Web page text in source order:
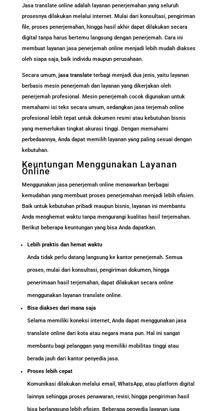
Jasa translate online adalah layanan penerjemahan yang seluruh
prosesnya dilakukan melalui internet. Mulai dari konsultasi, pengiriman
file, proses penerjemahan, hingga hasil akhir dapat dilakukan secara
digital tanpa harus bertemu langsung dengan penerjemah. Cara ini
membuat layanan jasa penerjemah online menjadi lebih mudah diakses
oleh siapa saja, baik individu maupun perusahaan.
Secara umum, jasa translateterbagi menjadi dua jenis, yaitu layanan
berbasis mesin penerjemah dan layanan yang dikerjakan oleh
penerjemah profesional. Mesin penerjemah cocok digunakan untuk
memahami isi teks secara umum, sedangkan jasa terjemah online
profesional lebih tepat untuk dokumen resmi atau kebutuhan bisnis
yang memerlukan tingkat akurasi tinggi. Dengan memahami
perbedaannya, Anda dapat memilih layanan yang paling sesuai dengan
kebutuhan.
Keuntungan Menggunakan Layanan
Online
Menggunakan jasa penerjemah online menawarkan berbagai
kemudahan yang membuat proses penerjemahan menjadi lebih efisien.
Baik untuk kebutuhan pribadi maupun bisnis, layanan ini membantu
Anda menghemat waktu tanpa mengurangi kualitas hasil terjemahan.
Berikut beberapa keuntungan yang bisa Anda dapatkan.
Lebih praktis dan hemat waktu
Anda tidak perlu datang langsung ke kantor penerjemah. Semua
proses, mulai dari konsultasi, pengiriman dokumen, hingga
penerimaan hasil terjemahan, dapat dilakukan secara online
menggunakan layanan translate online.
Bisa diakses dari mana saja
Selama memiliki koneksi internet, Anda dapat menggunakan jasa
translate online dari kota atau negara mana pun. Hal ini sangat
membantu bagi pelanggan yang memiliki mobilitas tinggi atau
berada jauh dari kantor penyedia jasa.
Proses lebih cepat
Komunikasi dilakukan melalui email, WhatsApp, atau platform digital
lainnya sehingga proses penawaran, revisi, hingga pengiriman hasil
bisa berlangsung lebih efisien. Beberapa penyedia layanan juga